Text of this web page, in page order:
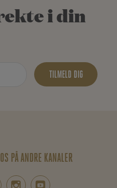
i din
TILMELD DIG
PÅ ANDRE KANALER